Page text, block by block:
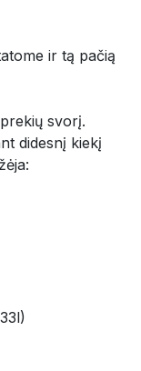
ir tą pačią
svorį.
didesnį kiekį